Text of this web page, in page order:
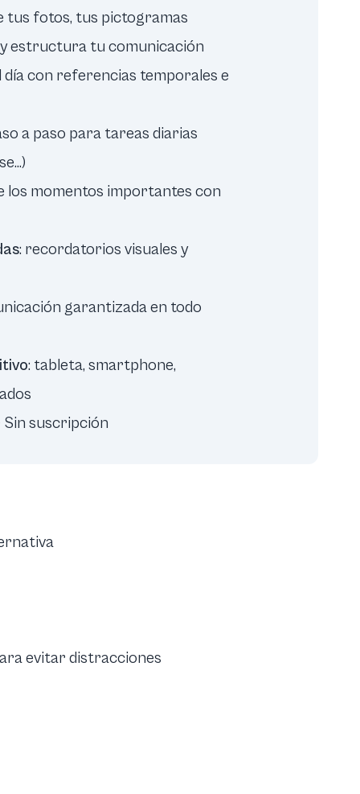
tus fotos, tus pictogramas
y estructura tu comunicación
con referencias temporales e
a paso para tareas diarias
los momentos importantes con
: recordatorios visuales y
garantizada en todo
: tableta, smartphone,
Sin suscripción
evitar distracciones